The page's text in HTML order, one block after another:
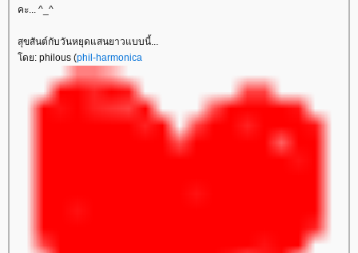
คะ... ^_^
สุขสันต์กับวันหยุดแสนยาวแบบนี้...
ดย: philous (phil-harmonica